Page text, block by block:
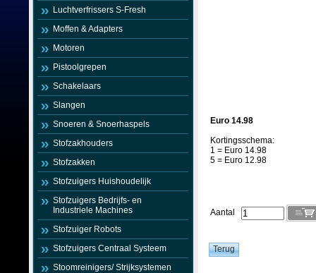
Luchtverfrissers S-Fresh
Moffen & Adapters
Motoren
Pistoolgrepen
Schakelaars
Slangen
Snoeren & Snoerhaspels
Stofzakhouders
Stofzakken
Stofzuigers Huishoudelijk
Stofzuigers Bedrijfs- en
Industriele Machines
Stofzuiger Robots
Stofzuigers Centraal Systeem
Stoomreinigers/ Strijksystemen
Euro 14.98
Kortingsschema:
1 = Euro 14.98
5 = Euro 12.98
Aantal